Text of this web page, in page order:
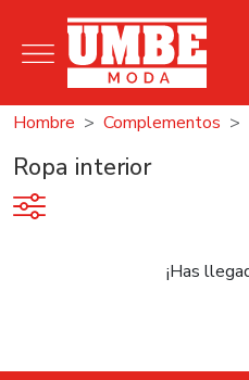
Hombre Complementos
Ropa interior
¡Has